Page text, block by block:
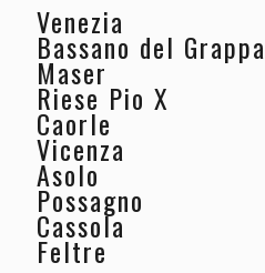
Venezia
Bassano del Grappa
Maser
Riese Pio X
Caorle
Vicenza
Asolo
Possagno
Cassola
Feltre